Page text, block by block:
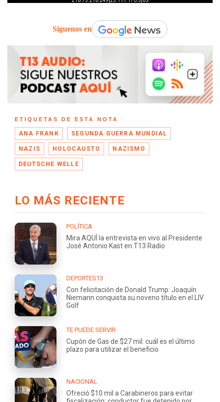
Síguenos en
ETIQUETAS DE ESTA NOTA
ANA FRANK SEGUNDA GUERRA MUNDIAL
NAZIS HOLOCAUSTO NAZISMO
DEUTSCHE WELLE
LO MÁS RECIENTE
POLÍTICA
Mira AQUÍ la entrevista en vivo al Presidente
José Antonio Kast en T13 Radio
DEPORTES13
Con felicitación de Donald Trump: Joaquín
Niemann conquista su noveno título en el LIV
Golf
TE PUEDE SERVIR
Cupón de Gas de $27 mil: cuál es el último
plazo para utilizar el beneficio
NACIONAL
Ofreció $10 mil a Carabineros para evitar